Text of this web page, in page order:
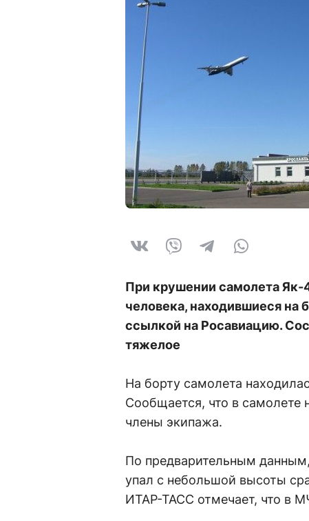
При крушении самолета Як-
человека, находившиеся на
ссылкой на Росавиацию.
тяжелое
На борту самолета
Сообщается, что в самолете
члены экипажа.
По предварительным
упал с небольшой высоты
ИТАР-ТАСС отмечает, что в